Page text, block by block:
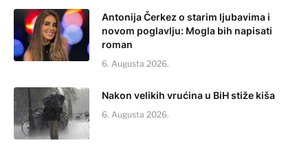
Antonija Čerkez o starim ljubavima i
novom poglavlju: Mogla bih napisati
roman
6. Augusta 2026.
Nakon velikih vrućina u BiH stiže kiša
6. Augusta 2026.